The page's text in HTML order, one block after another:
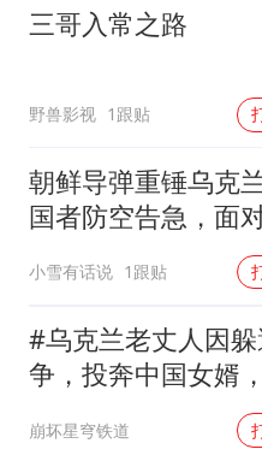
奋
三哥入常之路
野兽影视 1跟贴
朝鲜导弹重锤乌克
国者防空告急，面
联手，泽连斯基到
绝望？
小雪有话说 1跟贴
#乌克兰老丈人因
争，投奔中国女婿
崩坏星穹铁道